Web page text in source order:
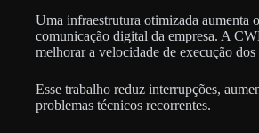
Uma infraestrutura otimizada aumenta
comunicação digital da empresa. A
melhorar a velocidade de execução dos
Esse trabalho reduz interrupções,
problemas técnicos recorrentes.